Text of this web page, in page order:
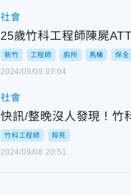
社會
25歲竹科工程師陳屍
新竹 工程師 廁所 馬桶 保全
2024/09/09 07:04
社會
快訊/整晚沒人發現！
竹科工程師 猝死
2024/09/08 20:51